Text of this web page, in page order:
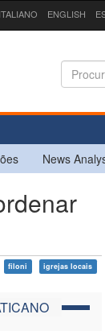
ITALIANO ENGLISH
News
filoni igrejas locais